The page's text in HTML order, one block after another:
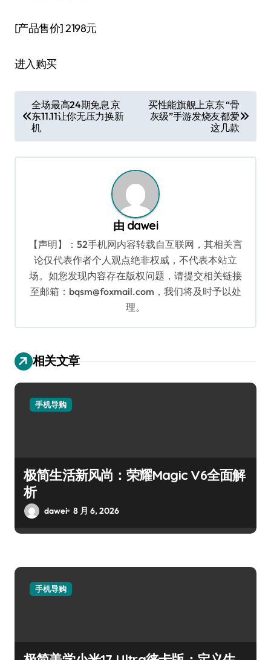
[产品售价]2198元
进入购买
章
导
航
全场最高24期免息 京
东11.11让你无压力换新
机
买性能旗舰上京东 “骨
灰级”手游发烧友都爱
这几款
由 dawei
【声明】：52手机网内容转载自互联网，其相关言
论仅代表作者个人观点绝非权威，不代表本站立
场。如您发现内容存在版权问题，请提交相关链接
至邮箱：bqsm@foxmail.com，我们将及时予以处
理。
相关文章
手机导购
极简生活新风尚：荣耀Magic V6全面解
析
dawei 8 月 6, 2026
手机导购